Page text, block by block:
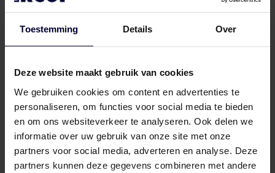
Toestemming Details Over
Deze website maakt gebruik van cookies
We gebruiken cookies om content en advertenties te
personaliseren, om functies voor social media te bieden
en om ons websiteverkeer te analyseren. Ook delen we
informatie over uw gebruik van onze site met onze
partners voor social media, adverteren en analyse. Deze
partners kunnen deze gegevens combineren met andere
aansluiten bij uw logistieke wensen.